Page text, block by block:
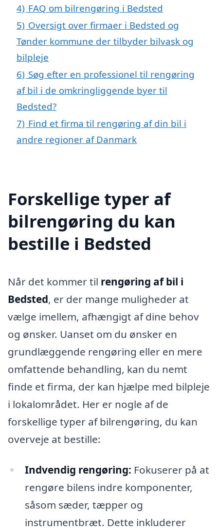
4) FAQ om bilrengøring i Bedsted
5) Oversigt over firmaer i Bedsted og
Tønder kommune der tilbyder bilvask og
bilpleje
6) Søg efter en professionel til rengøring
af bil i de omkringliggende byer til
Bedsted?
7) Find et firma til rengøring af din bil i
andre regioner af Danmark
Forskellige typer af
bilrengøring du kan
bestille i Bedsted
Når det kommer til rengøring af bil i
Bedsted, er der mange muligheder at
vælge imellem, afhængigt af dine behov
og ønsker. Uanset om du ønsker en
grundlæggende rengøring eller en mere
omfattende behandling, kan du nemt
finde et firma, der kan hjælpe med bilpleje
i lokalområdet. Her er nogle af de
forskellige typer af bilrengøring, du kan
overveje at bestille:
Indvendig rengøring: Fokuserer på at
rengøre bilens indre komponenter,
såsom sæder, tæpper og
instrumentbræt. Dette inkluderer